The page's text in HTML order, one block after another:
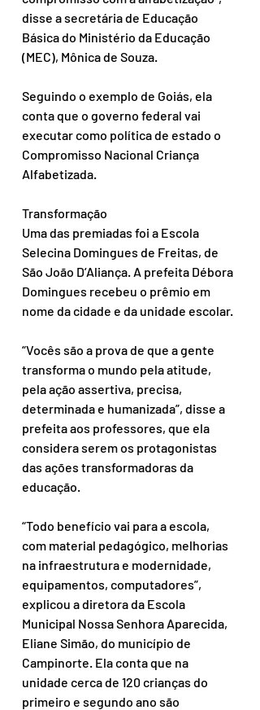
disse a secretária de Educação
Básica do Ministério da Educação
(MEC), Mônica de Souza.
Seguindo o exemplo de Goiás, ela
conta que o governo federal vai
executar como política de estado o
Compromisso Nacional Criança
Alfabetizada.
Transformação
Uma das premiadas foi a Escola
Selecina Domingues de Freitas, de
São João D’Aliança. A prefeita Débora
Domingues recebeu o prêmio em
nome da cidade e da unidade escolar.
“Vocês são a prova de que a gente
transforma o mundo pela atitude,
pela ação assertiva, precisa,
determinada e humanizada”, disse a
prefeita aos professores, que ela
considera serem os protagonistas
das ações transformadoras da
educação.
“Todo benefício vai para a escola,
com material pedagógico, melhorias
na infraestrutura e modernidade,
equipamentos, computadores”,
explicou a diretora da Escola
Municipal Nossa Senhora Aparecida,
Eliane Simão, do município de
Campinorte. Ela conta que na
unidade cerca de 120 crianças do
primeiro e segundo ano são